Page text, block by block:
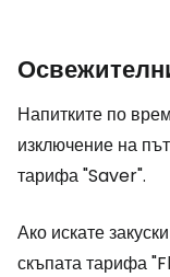
Напитките по
изключение на
тарифа "Saver".
Ако искате
скъпата тарифа